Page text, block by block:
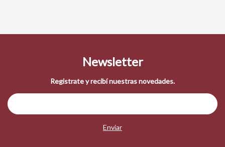
Newsletter
Registrate y recibí nuestras novedades.